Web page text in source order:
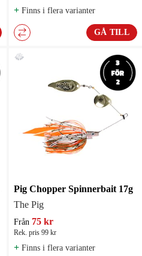
+ Finns i flera varianter
GÅ TILL
Pig Chopper Spinnerbait 17g
The Pig
Från 75 kr
Rek. pris 99 kr
+ Finns i flera varianter